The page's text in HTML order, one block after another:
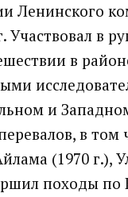
Ленинского
Участвовал
в
и
в том
(1970 г.),
походы